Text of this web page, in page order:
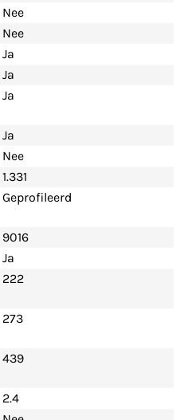
Nee
Nee
Ja
Ja
Ja
Ja
Nee
1.331
Geprofileerd
9016
Ja
222
273
439
2.4